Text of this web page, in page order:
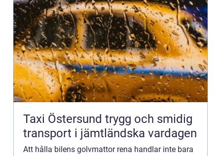
Taxi Östersund trygg och smidig
transport i jämtländska vardagen
Att hålla bilens golvmattor rena handlar inte bara